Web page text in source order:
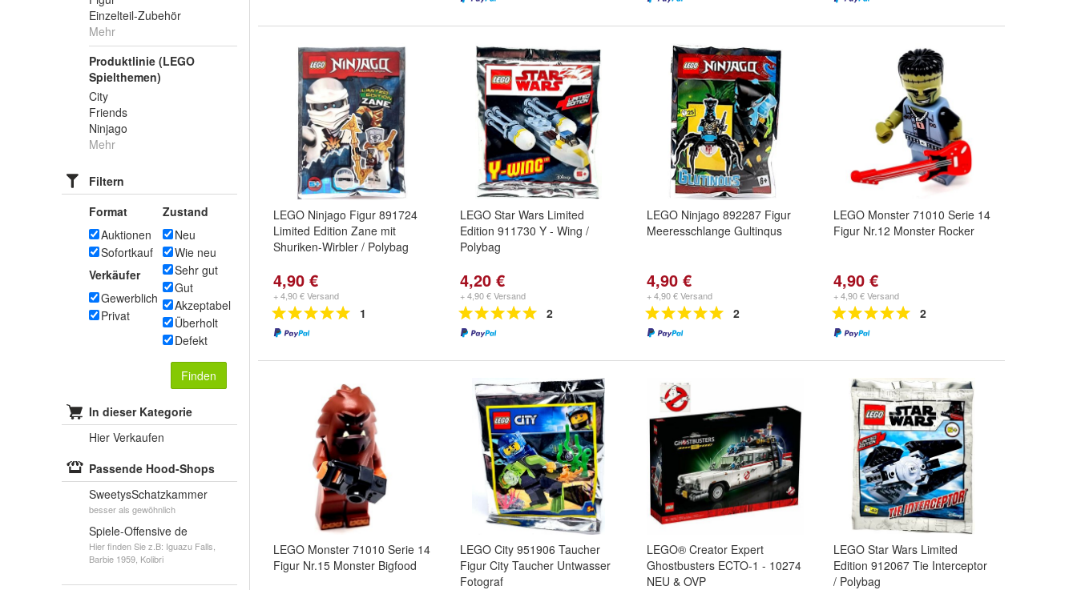
Einzelteil-Zubehör
Mehr
Produktlinie (LEGO
Spielthemen)
City
Friends
Ninjago
Mehr
Filtern
Format
Auktionen
Sofortkauf
Verkäufer
Gewerblich
Privat
Zustand
Neu
Wie neu
Sehr gut
Gut
Akzeptabel
Überholt
Defekt
Finden
In dieser Kategorie
Hier Verkaufen
Passende Hood-Shops
SweetysSchatzkammer
besser als gewöhnlich
Spiele-Offensive de
Hier finden Sie z.B: Iguazu Falls,
Barbie 1959, Kolibri
LEGO Ninjago Figur 891724
Limited Edition Zane mit
Shuriken-Wirbler / Polybag
4,90 €
+ 4,90 € Versand
1
LEGO Star Wars Limited
Edition 911730 Y - Wing /
Polybag
4,20 €
+ 4,90 € Versand
2
LEGO Ninjago 892287 Figur
Meeresschlange Gultinqus
4,90 €
+ 4,90 € Versand
2
LEGO Monster 71010 Serie 14
Figur Nr.12 Monster Rocker
4,90 €
+ 4,90 € Versand
2
LEGO Monster 71010 Serie 14
Figur Nr.15 Monster Bigfood
LEGO City 951906 Taucher
Figur City Taucher Untwasser
Fotograf
LEGO® Creator Expert
Ghostbusters ECTO-1 - 10274
NEU & OVP
LEGO Star Wars Limited
Edition 912067 Tie Interceptor
/ Polybag